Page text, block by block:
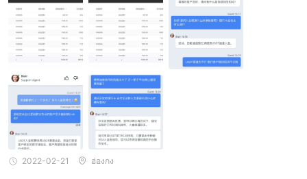
USDT (cryptocurrency) และแนะนำให้ดาวน์โหลดกระเป๋าเงิน OKEX
ลงทะเบียนและใช้กระเป๋าเงิน cryptocurrency และทำการฝากเงินโดย
การซื้อสกุลเงินดิจิทัล และเว็บไซต์อย่างเป็นทางการของ OKEX ได้ออก
ประกาศอย่างเป็นทางการของ การระงับการถอนในเดือนตุลาคม 2020
และแอปได้ถอนออกจากจีนแผ่นดินใหญ่แล้ว โปรดตอบ: 1. จุดประสงค์ใ
นการใช้แอปนี้ที่ระงับการถอนเงินคืออะไร? 2. แม้ว่าแอพนี้จะสามารถใ
ช้ได้ หากผู้ใช้ที่ลงทะเบียนผูกบัตรธนาคารในจีนแผ่นดินใหญ่ แม้ว่าคุณ
จะถอนเงินที่นี่ คุณยังสามารถถอนเงินจากมันได้หรือไม่ จุดประสงค์สูงสุ
ดก็ชัดเจน ดังนั้น ฉันหวังว่าจะบรรลุความต้องการในการคืนเงินจำนวน
เงินฝากอื่นนอกเหนือจากกำไรในบัญชีไปยังบัตรธนาคารที่ผูกไว้ในบัญชี
ผ่านการคุ้มครองสิทธิ์ 5. เพื่อป้องกันไม่ให้บัญชีถูกชำระบัญชี ขณะรอให้
2022-02-21 ฮ่องกง